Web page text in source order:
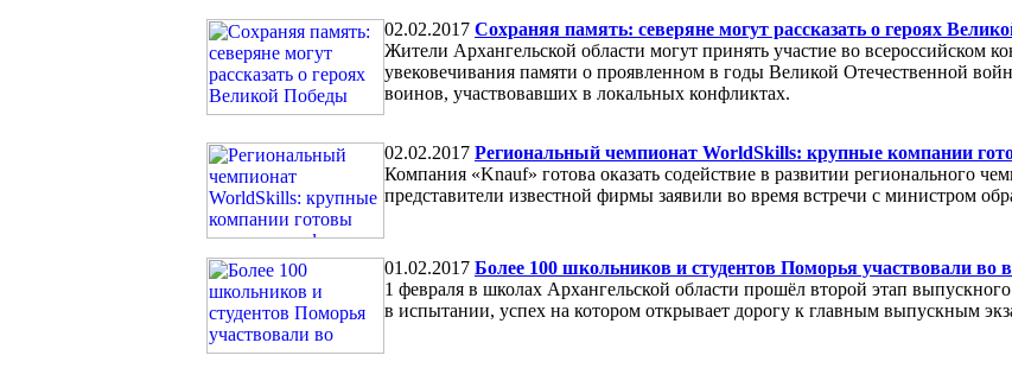
02.02.2017 Сохраняя память: северяне могут рассказать о героях
Жители Архангельской области могут принять участие во всероссийском
увековечивания памяти о проявленном в годы Великой Отечественной
воинов, участвовавших в локальных конфликтах.
02.02.2017 Региональный чемпионат WorldSkills: крупные компании
Компания «Knauf» готова оказать содействие в развитии регионального
представители известной фирмы заявили во время встречи с министром
01.02.2017 Более 100 школьников и студентов Поморья участвовали во
1 февраля в школах Архангельской области прошёл второй этап
в испытании, успех на котором открывает дорогу к главным выпускным